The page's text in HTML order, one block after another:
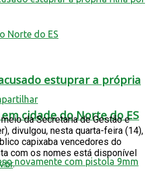
estuprar a própria
cidade do Norte do ES
da Secretaria de Gestão e
divulgou, nesta quarta-feira (14),
capixaba vencedores do
com os nomes está disponível
.